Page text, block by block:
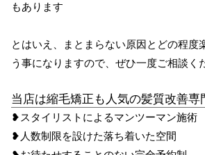
もあります
とはいえ、まとまらない原因とどの程度
う事になりますので、ぜひ一度ご相談く
当店は縮毛矯正も人気の髪質改善専
❥スタイリストによるマンツーマン施術
❥人数制限を設けた落ち着いた空間